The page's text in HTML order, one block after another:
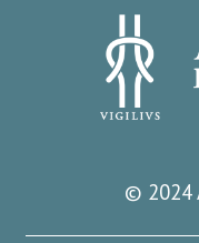
© 2024